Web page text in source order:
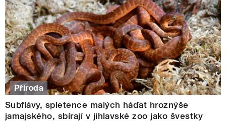
Příroda
Subflávy, spletence malých háďat hroznýše
jamajského, sbírají v jihlavské zoo jako švestky